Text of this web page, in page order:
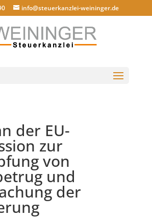
info@steuerkanzlei-weininger.de
der EU-
zur
von
und
der